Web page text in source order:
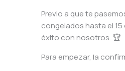
Previo a que te
congelados hasta el
éxito con nosotros. 🏆
Para empezar, la